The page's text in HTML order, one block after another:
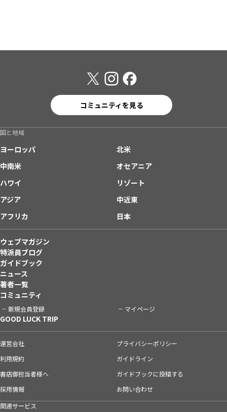
コミュニティを見る
国と地域
ヨーロッパ
北米
中南米
オセアニア
ハワイ
リゾート
アジア
中近東
アフリカ
日本
ウェブマガジン
特派員ブログ
ガイドブック
ニュース
著者一覧
コミュニティ
新規会員登録 マイページ
GOOD LUCK TRIP
運営会社
プライバシーポリシー
利用規約
ガイドライン
書店御担当者様へ
ガイドブックに投稿する
採用情報
お問い合わせ
関連サービス